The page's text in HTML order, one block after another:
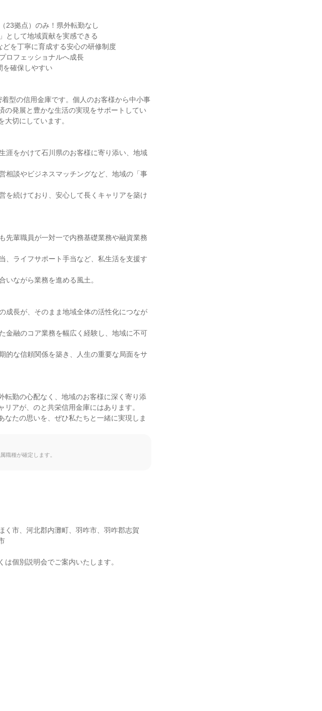
23拠点）のみ！県外転勤なし
として地域貢献を実感できる
を丁寧に育成する安心の研修制度
ロフェッショナルへ成長
を確保しやすい
型の信用金庫です。個人のお客様から中小事
の発展と豊かな生活の実現をサポートしてい
切にしています。
涯をかけて石川県のお客様に寄り添い、地域
相談やビジネスマッチングなど、地域の「事
を続けており、安心して長くキャリアを築け
先輩職員が一対一で内務基礎業務や融資業務
、ライフサポート手当など、私生活を支援す
いながら業務を進める風土。
成長が、そのまま地域全体の活性化につなが
金融のコア業務を幅広く経験し、地域に不可
的な信頼関係を築き、人生の重要な局面をサ
転勤の心配なく、地域のお客様に深く寄り添
アが、のと共栄信用金庫にはあります。
なたの思いを、ぜひ私たちと一緒に実現しま
職種が確定します。
く市、河北郡内灘町、羽咋市、羽咋郡志賀
個別説明会でご案内いたします。